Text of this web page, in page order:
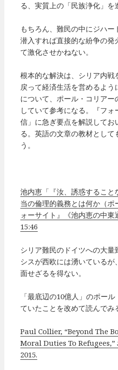
る、実質上の「民族浄化」を
もちろん、難民の中にジハ
潜入すれば直接的な紛争の発
て激化させかねない。
根本的な解決は、シリア内
戻って経済生活を営めるよ
について、ポール・コリア
していて参考になる。『フォ
信」に急ぎ要点を解説してお
る。英語の文章の教材とし
う。
池内恵「『汝、誘惑するこ
当の倫理的義務とは何か（ポ
ォーサイト』《池内恵の中東
15:46
シリア難民のドイツへの大
シスが西欧には湧いている
面せざるを得ない。
「最底辺の10億人」のポー
ていたことを改めて読んでみ
Paul Collier, “Beyond The
Moral Duties To Refugees,”
2015.